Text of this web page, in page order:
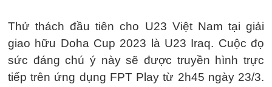
Thử thách đầu tiên cho U23 Việt Nam tại giải
giao hữu Doha Cup 2023 là U23 Iraq. Cuộc đọ
sức đáng chú ý này sẽ được truyền hình trực
tiếp trên ứng dụng FPT Play từ 2h45 ngày 23/3.